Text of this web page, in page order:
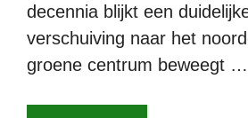
decennia blijkt een
verschuiving naar het
groene centrum beweegt …